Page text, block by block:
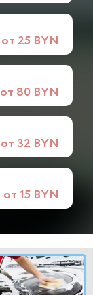
от 25 BYN
от 80 BYN
от 32 BYN
от 15 BYN